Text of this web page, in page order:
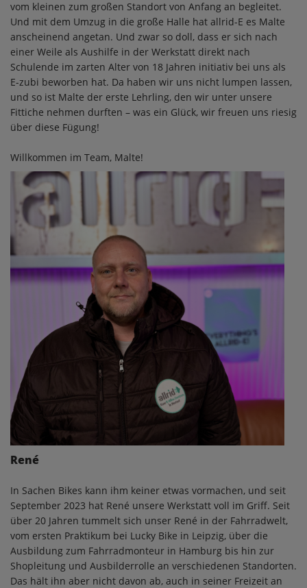
vom kleinen zum großen Standort von Anfang an begleitet.
Und mit dem Umzug in die große Halle hat allrid-E es Malte
anscheinend angetan. Und zwar so doll, dass er sich nach
einer Weile als Aushilfe in der Werkstatt direkt nach
Schulende im zarten Alter von 18 Jahren initiativ bei uns als
E-zubi beworben hat. Da haben wir uns nicht lumpen lassen,
und so ist Malte der erste Lehrling, den wir unter unsere
Fittiche nehmen durften – was ein Glück, wir freuen uns riesig
über diese Fügung!
Willkommen im Team, Malte!
René
In Sachen Bikes kann ihm keiner etwas vormachen, und seit
September 2023 hat René unsere Werkstatt voll im Griff. Seit
über 20 Jahren tummelt sich unser René in der Fahrradwelt,
vom ersten Praktikum bei Lucky Bike in Leipzig, über die
Ausbildung zum Fahrradmonteur in Hamburg bis hin zur
Shopleitung und Ausbilderrolle an verschiedenen Standorten.
Das hält ihn aber nicht davon ab, auch in seiner Freizeit an